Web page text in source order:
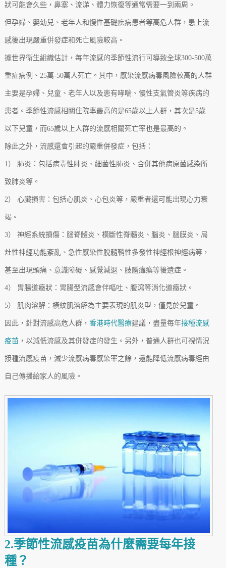
狀可能會久些，鼻塞、流涕、體力恢復等通常需要一到兩周。
但孕婦、嬰幼兒、老年人和慢性基礎疾病患者等高危人群，患上流
感後出現嚴重併發症和死亡風險較高。
據世界衛生組織估計，每年流感的季節性流行可導致全球300-500萬
重症病例、25萬-50萬人死亡。其中，感染流感病毒風險較高的人群
主要是孕婦、兒童、老年人以及患有哮喘、慢性支氣管炎等疾病的
患者。季節性流感相關住院率最高的是65歲以上人群，其次是5歲
以下兒童，而65歲以上人群的流感相關死亡率也是最高的。
除此之外，流感還會引起的嚴重併發症，包括：
1） 肺炎：包括病毒性肺炎、細菌性肺炎、合併其他病原菌感染所
致肺炎等。
2） 心臟損害：包括心肌炎、心包炎等，嚴重者還可能出現心力衰
竭。
3） 神經系統損傷：腦脊髓炎、橫斷性脊髓炎、腦炎、腦膜炎、局
灶性神經功能紊亂、急性感染性脫髓鞘性多發性神經根神經病等，
甚至出現頭痛、意識障礙、感覺減退、肢體癱瘓等後遺症。
4） 胃腸道癥狀：胃腸型流感會伴嘔吐、腹瀉等消化道癥狀。
5） 肌肉溶解：橫紋肌溶解為主要表現的肌炎型，僅見於兒童。
因此，針對流感高危人群， 香港時代醫療建議，盡量每年接種流感
疫苗，以減低流感及其併發症的發生。另外，普通人群也可視情況
接種流感疫苗，減少流感病毒感染率之餘，還能降低流感病毒經由
自己傳播給家人的風險。
2.季節性流感疫苗為什麼需要每年接
種？